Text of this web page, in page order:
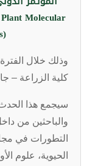
كلية الزراعة –
سيجمع هذا الحدث
والباحثين من
التطورات في